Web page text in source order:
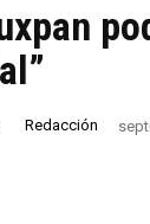
Redacción